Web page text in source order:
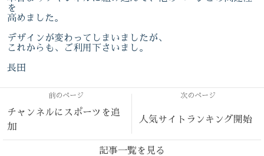
を
高めました。
デザインが変わってしまいましたが、
これからも、ご利用下さいまし。
長田
前のページ
チャンネルにスポーツを追
加
次のページ
人気サイトランキング開始
記事一覧を見る